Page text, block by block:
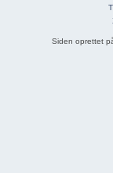
Siden oprettet